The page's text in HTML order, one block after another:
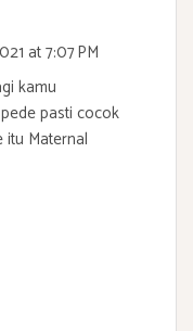
at 7:07 PM
kamu
pasti cocok
Maternal